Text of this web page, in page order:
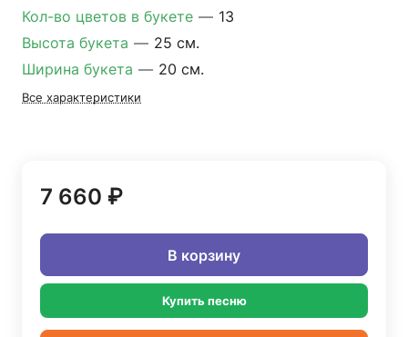
Кол-во цветов в букете — 13
Высота букета — 25 см.
Ширина букета — 20 см.
Все характеристики
7 660 ₽
В корзину
Купить песню